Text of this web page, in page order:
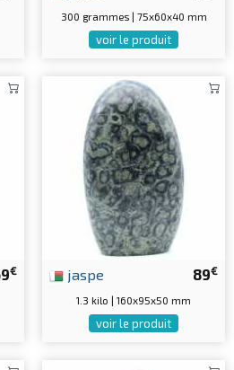
300 grammes | 75x60x40 mm
voir le produit
€ 89€
jaspe
1.3 kilo | 160x95x50 mm
voir le produit